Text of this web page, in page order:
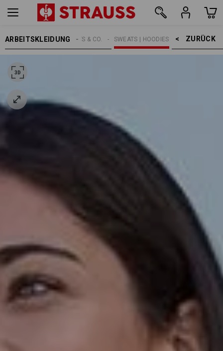
ARBEITSKLEIDUNG ZURÜCK    >
SWEATS | HOODIES
SHIRTS & CO.
DAMEN